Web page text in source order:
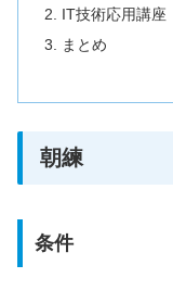
IT技術応用講座
まとめ
朝練
条件